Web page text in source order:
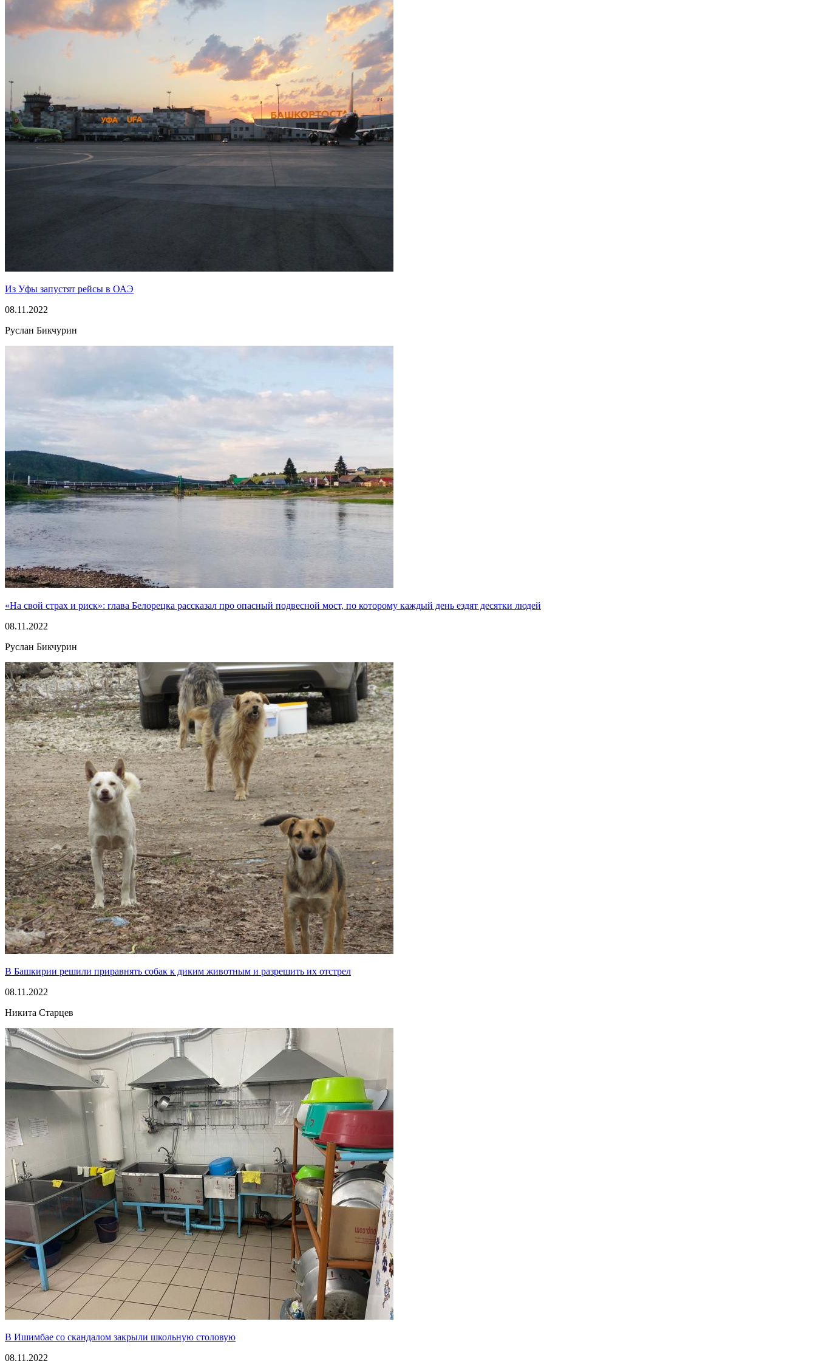
Из Уфы запустят рейсы в ОАЭ
08.11.2022
Руслан Бикчурин
«На свой страх и риск»: глава Белорецка рассказал про опасный подвесной мост, по которому каждый день ездят десятки людей
08.11.2022
Руслан Бикчурин
В Башкирии решили приравнять собак к диким животным и разрешить их отстрел
08.11.2022
Никита Старцев
В Ишимбае со скандалом закрыли школьную столовую
08.11.2022